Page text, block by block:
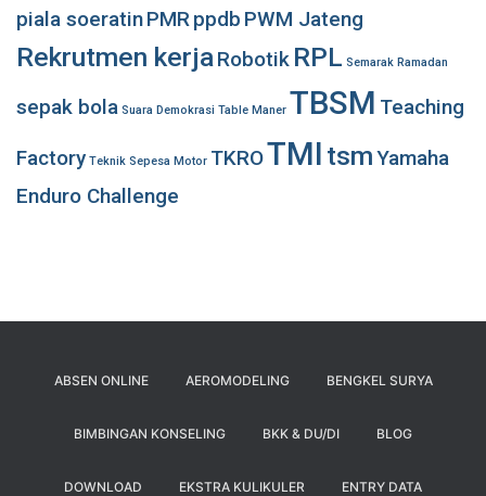
piala soeratinPMRppdb PWM Jateng
Rekrutmen kerjaRobotik RPL Semarak Ramadan
sepak bola Suara Demokrasi Table Maner TBSM Teaching
Factory Teknik Sepesa Motor TKROTMI tsmYamaha
Enduro Challenge
ABSEN ONLINE AEROMODELING BENGKEL SURYA
BIMBINGAN KONSELING BKK & DU/DI BLOG
DOWNLOAD EKSTRA KULIKULER ENTRY DATA